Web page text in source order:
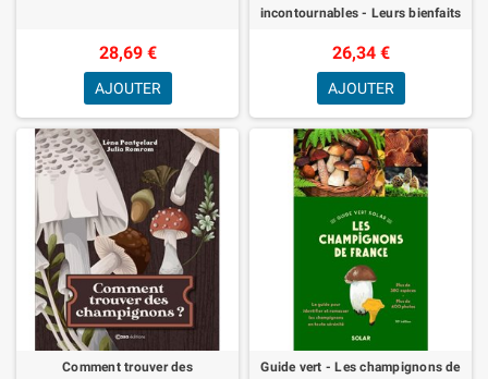
28,69 €
AJOUTER
incontournables - Leurs bienfaits
26,34 €
AJOUTER
Comment trouver des
Guide vert - Les champignons de